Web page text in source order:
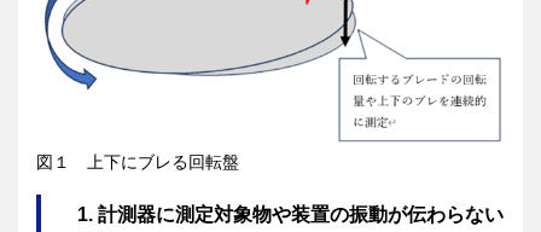
図１ 上下にブレる回転盤
1. 計測器に測定対象物や装置の振動が伝わらない